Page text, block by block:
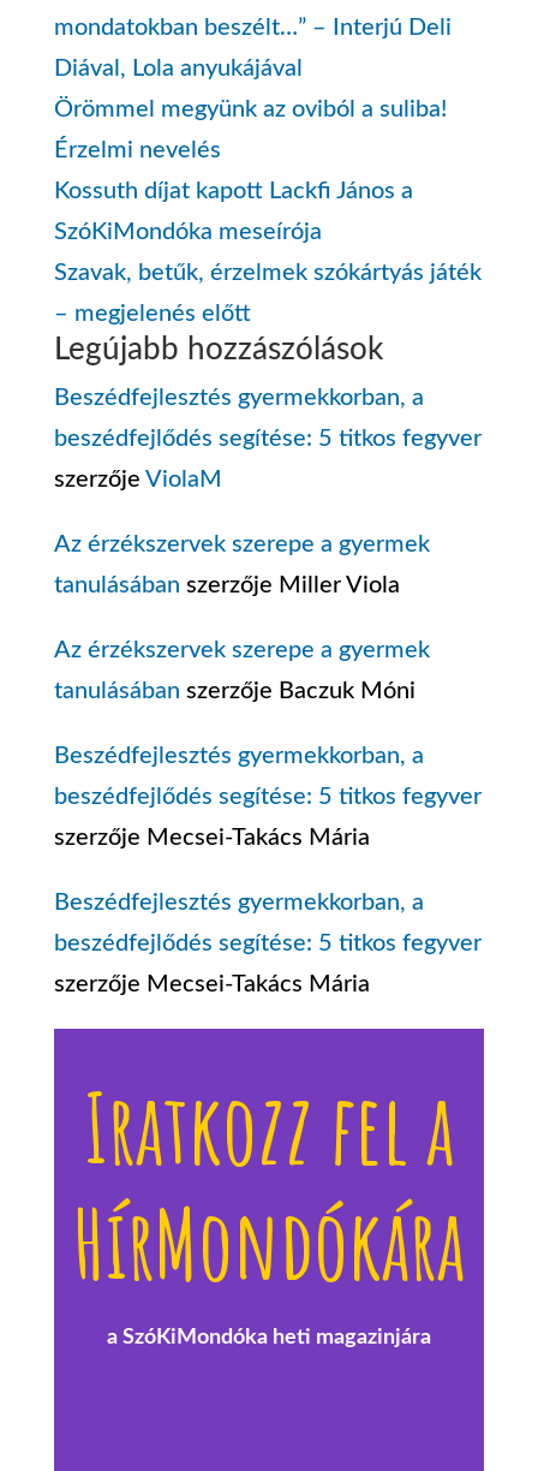
mondatokban beszélt…” – Interjú Deli
Diával, Lola anyukájával
Örömmel megyünk az oviból a suliba!
Érzelmi nevelés
Kossuth díjat kapott Lackfi János a
SzóKiMondóka meseírója
Szavak, betűk, érzelmek szókártyás játék
– megjelenés előtt
Legújabb hozzászólások
Beszédfejlesztés gyermekkorban, a
beszédfejlődés segítése: 5 titkos fegyver
szerzője ViolaM
Az érzékszervek szerepe a gyermek
tanulásában szerzője Miller Viola
Az érzékszervek szerepe a gyermek
tanulásában szerzője Baczuk Móni
Beszédfejlesztés gyermekkorban, a
beszédfejlődés segítése: 5 titkos fegyver
szerzője Mecsei-Takács Mária
Beszédfejlesztés gyermekkorban, a
beszédfejlődés segítése: 5 titkos fegyver
szerzője Mecsei-Takács Mária
Iratkozz fel a
HírMondókára
a SzóKiMondóka heti magazinjára